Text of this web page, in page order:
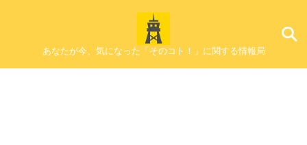
あなたが今、気になった「そのコト！」に関する情報局